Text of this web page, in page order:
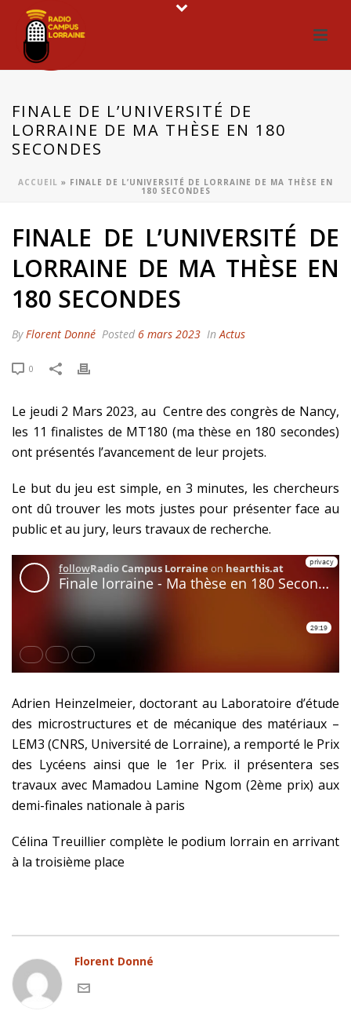
FINALE DE L’UNIVERSITÉ DE
LORRAINE DE MA THÈSE EN 180
SECONDES
ACCUEIL » FINALE DE L’UNIVERSITÉ DE LORRAINE DE MA THÈSE EN
180 SECONDES
FINALE DE L’UNIVERSITÉ DE
LORRAINE DE MA THÈSE EN
180 SECONDES
ByFlorent Donné Posted 6 mars 2023 InActus
0
Le jeudi 2 Mars 2023, au Centre des congrès de Nancy,
les 11 finalistes de MT180 (ma thèse en 180 secondes)
ont présentés l’avancement de leur projets.
Le but du jeu est simple, en 3 minutes, les chercheurs
ont dû trouver les mots justes pour présenter face au
public et au jury, leurs travaux de recherche.
Adrien Heinzelmeier, doctorant au Laboratoire d’étude
des microstructures et de mécanique des matériaux –
LEM3 (CNRS, Université de Lorraine), a remporté le Prix
des Lycéens ainsi que le 1er Prix. il présentera ses
travaux avec Mamadou Lamine Ngom (2ème prix) aux
demi-finales nationale à paris
Célina Treuillier complète le podium lorrain en arrivant
à la troisième place
Florent Donné